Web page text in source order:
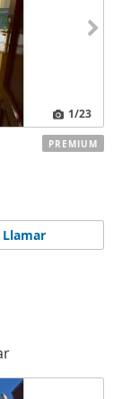
1/23
Llamar
PREMIUM